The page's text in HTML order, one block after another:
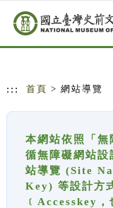
跳到主要內容
網站導覽
::: 首頁 > 網站導覽
本網站依照「無
循無障礙網站
站導覽 (Site
Key) 等設計方
﹝Accesskey，